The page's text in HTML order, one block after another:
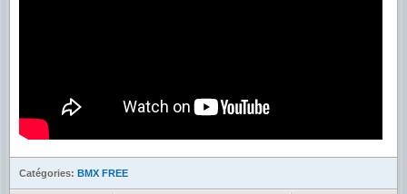
Catégories: BMX FREE